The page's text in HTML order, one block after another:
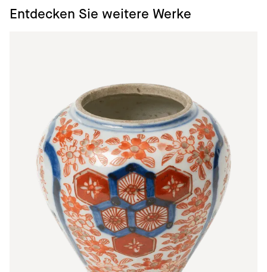
Entdecken Sie weitere Werke